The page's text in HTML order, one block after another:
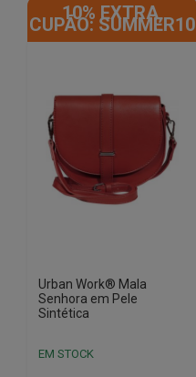
10% EXTRA,
CUPÃO: SUMMER10
Urban Work® Mala
Senhora em Pele
Sintética
EM STOCK